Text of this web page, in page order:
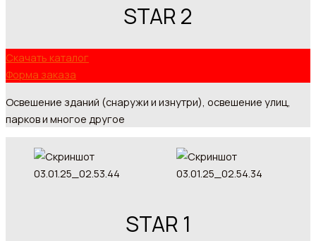
STAR 2
Скачать каталог
Форма заказа
Освешение зданий (снаружи и изнутри), освешение улиц,
парков и многое другое
STAR 1